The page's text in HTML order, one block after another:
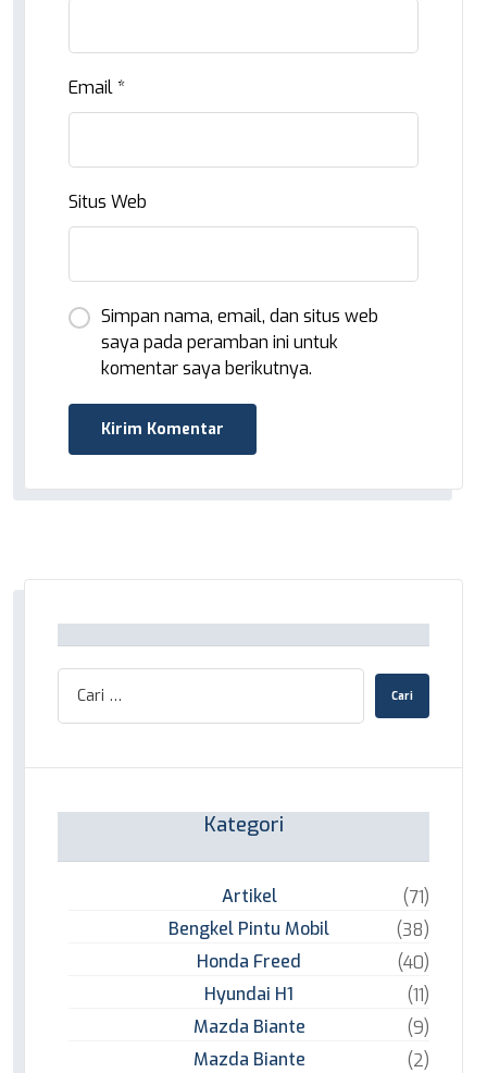
Email*
Situs Web
Simpan nama, email, dan situs web
saya pada peramban ini untuk
komentar saya berikutnya.
Kategori
Artikel
(71)
Bengkel Pintu Mobil
(38)
Honda Freed
(40)
Hyundai H1
(11)
Mazda Biante
(9)
Mazda Biante
(2)